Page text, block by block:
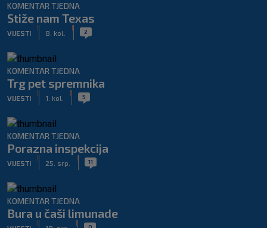
KOMENTAR TJEDNA
Stiže nam Texas
VIJESTI 8. kol. 2
KOMENTAR TJEDNA
Trg pet spremnika
VIJESTI 1. kol. 5
KOMENTAR TJEDNA
Porazna inspekcija
VIJESTI 25. srp. 11
KOMENTAR TJEDNA
Bura u čaši limunade